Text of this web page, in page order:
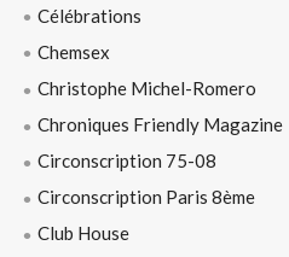
Célébrations
Chemsex
Christophe Michel-Romero
Chroniques Friendly Magazine
Circonscription 75-08
Circonscription Paris 8ème
Club House